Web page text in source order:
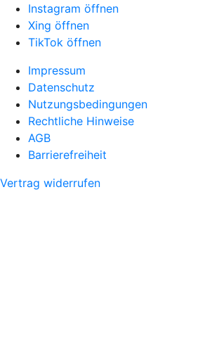
Instagram öffnen
Xing öffnen
TikTok öffnen
Impressum
Datenschutz
Nutzungsbedingungen
Rechtliche Hinweise
AGB
Barrierefreiheit
Vertrag widerrufen